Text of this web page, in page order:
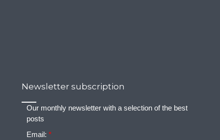
Newsletter subscription
Our monthly newsletter with a selection of the best
posts
Email:*